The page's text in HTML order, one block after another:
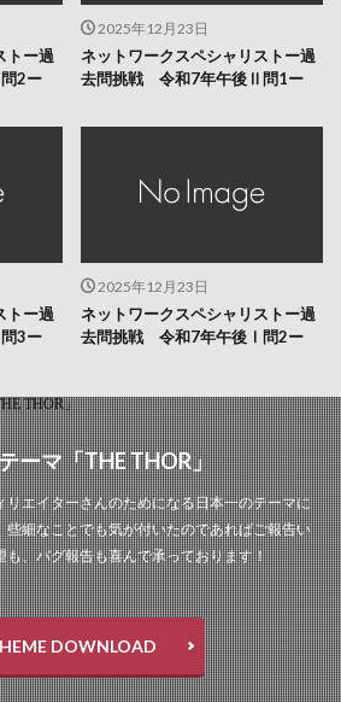
トー過
2ー
2025年12月23日
ネットワークスペシャリストー過
去問挑戦 令和7年午後Ⅱ問1ー
トー過
3ー
2025年12月23日
ネットワークスペシャリストー過
去問挑戦 令和7年午後Ⅰ問2ー
ーマ「THE THOR」
エイターさんのためになる日本一のテーマに
些細なことでも気が付いたのであればご報告い
、バグ報告も喜んで承っております！
DOWNLOAD